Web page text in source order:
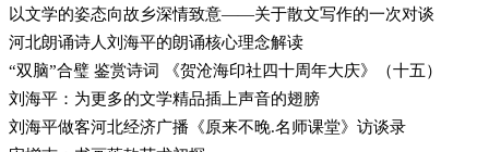
以文学的姿态向故乡深情致意——关于散文写作的一次对谈
河北朗诵诗人刘海平的朗诵核心理念解读
“双脑”合璧 鉴赏诗词 《贺沧海印社四十周年大庆》（十五）
刘海平：为更多的文学精品插上声音的翅膀
刘海平做客河北经济广播《原来不晚.名师课堂》访谈录